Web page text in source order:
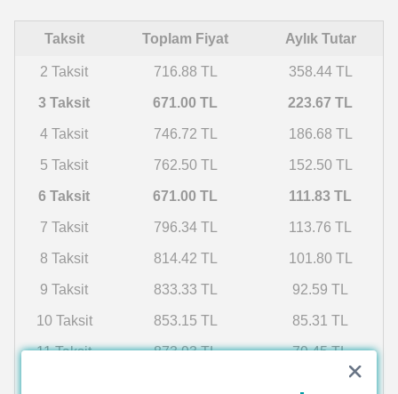
Taksit Toplam Fiyat Aylık Tutar
2 Taksit 716.88 TL 358.44 TL
3 Taksit 671.00 TL 223.67 TL
4 Taksit 746.72 TL 186.68 TL
5 Taksit 762.50 TL 152.50 TL
6 Taksit 671.00 TL 111.83 TL
7 Taksit 796.34 TL 113.76 TL
8 Taksit 814.42 TL 101.80 TL
9 Taksit 833.33 TL 92.59 TL
10 Taksit 853.15 TL 85.31 TL
11 Taksit 873.93 TL 79.45 TL